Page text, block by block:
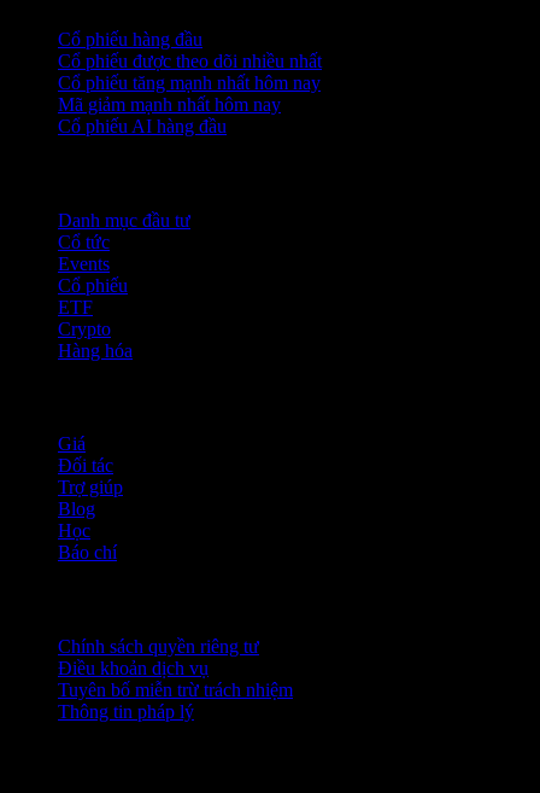
Cổ phiếu hàng đầu
Cổ phiếu được theo dõi nhiều nhất
Cổ phiếu tăng mạnh nhất hôm nay
Mã giảm mạnh nhất hôm nay
Cổ phiếu AI hàng đầu
Danh mục đầu tư
Cổ tức
Events
Cổ phiếu
ETF
Crypto
Hàng hóa
Giá
Đối tác
Trợ giúp
Blog
Học
Báo chí
Chính sách quyền riêng tư
Điều khoản dịch vụ
Tuyên bố miễn trừ trách nhiệm
Thông tin pháp lý